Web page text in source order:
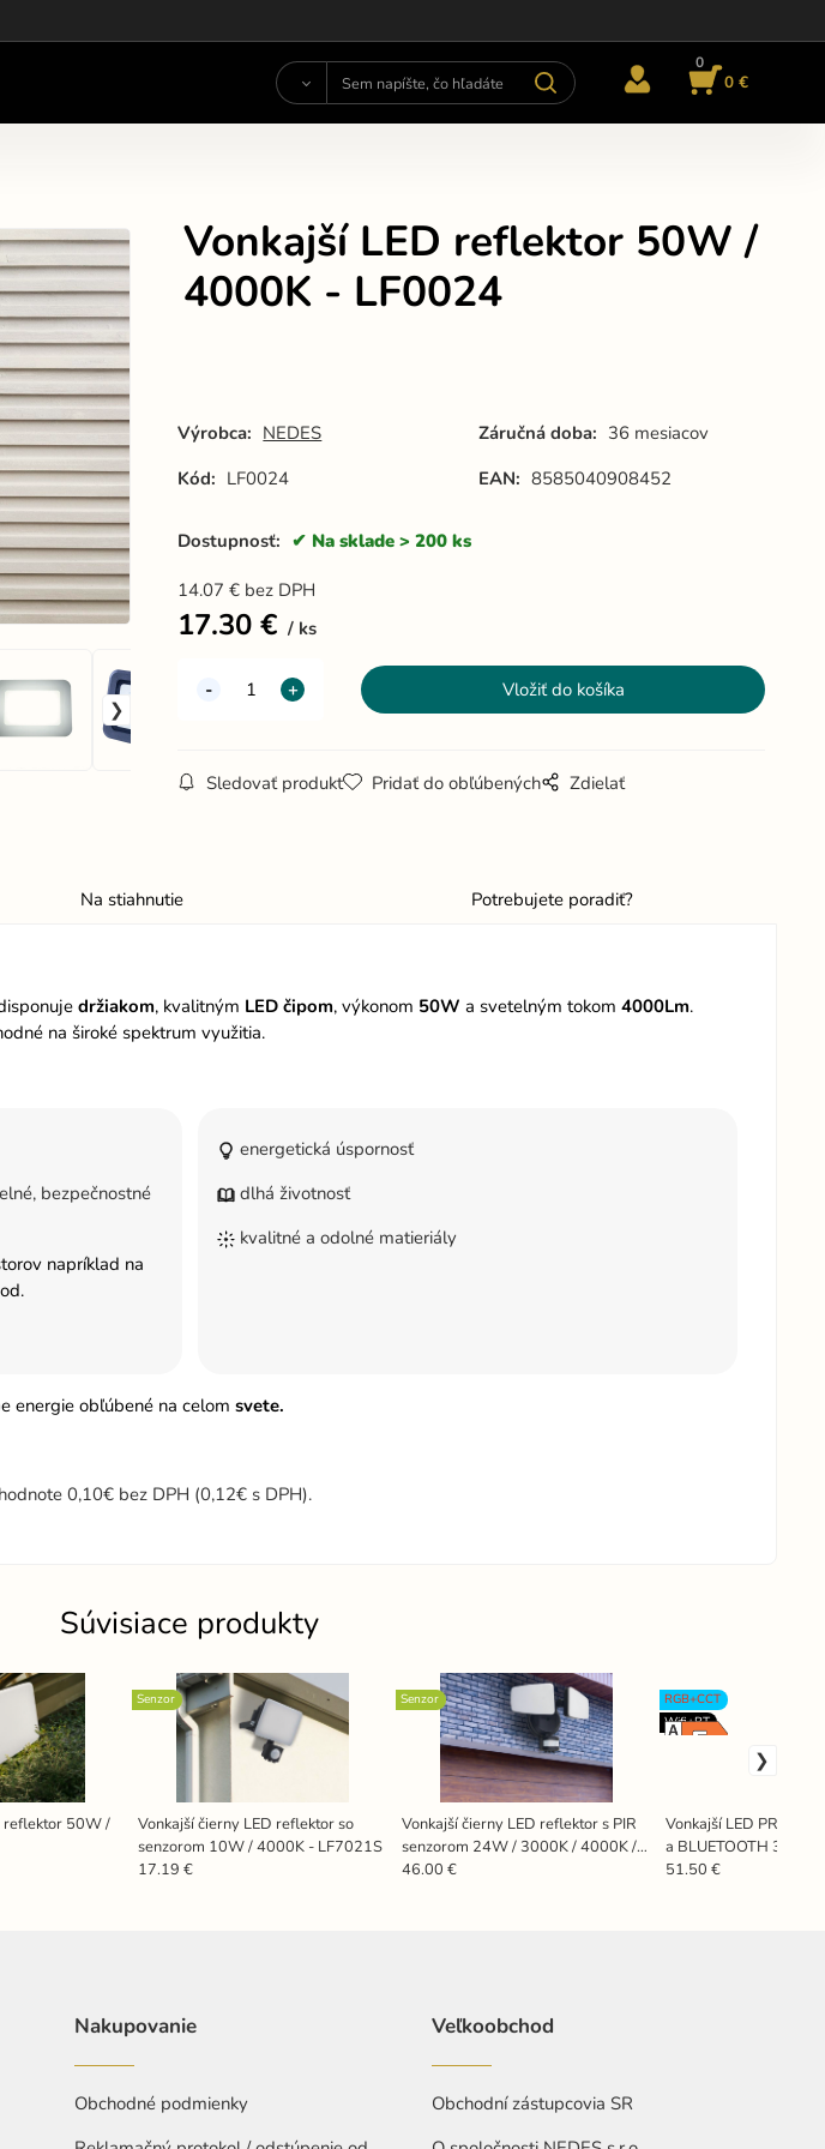
0
0 €
Vonkajší LED reflektor 50W /
4000K - LF0024
Výrobca: NEDES Záručná doba: 36 mesiacov
Kód: LF0024 EAN: 8585040908452
Dostupnosť: Na sklade > 200 ks
14.07 € bez DPH
17.30 € ks
Sledovať produkt Pridať do obľúbených Zdielať
Na stiahnutie Potrebujete poradiť?
držiakom, kvalitným LED čipom, výkonom 50W a svetelným tokom 4000Lm.
na široké spektrum využitia.
bezpečnostné
napríklad na
energetická úspornosť
dlhá životnosť
kvalitné a odolné matieriály
energie obľúbené na celom svete.
0,10€ bez DPH (0,12€ s DPH).
Súvisiace produkty
reflektor 50W /
Vonkajší čierny LED reflektor so
senzorom 10W / 4000K - LF7021S
Senzor
17.19 €
Vonkajší čierny LED reflektor s PIR
senzorom 24W / 3000K / 4000K /
6000K - LFX025
Senzor
46.00 €
Vonkajší LED PROFI
a BLUETOOTH 30W /
6500K + RGB / BK -
RGB+CCT
Wifi+BT
51.50 €
Nakupovanie
Obchodné podmienky
Veľkoobchod
Obchodní zástupcovia SR